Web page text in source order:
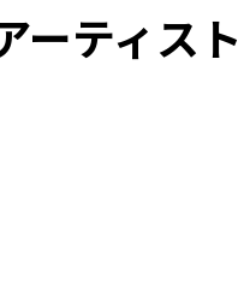
ーティスト